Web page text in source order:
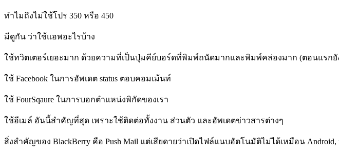
ทำไมถึงไม่ใช้โปร 350 หรือ 450
มีดูกัน ว่าใช้แอพอะไรบ้าง
ใช้ทวิตเตอร์เยอะมาก ด้วยความที่เป็นปุ่มคีย์บอร์ดที่พิมพ์ถนัดมากและพิมพ์คล่องมาก (ตอนแรก
ใช้ Facebook ในการอัพเดต status ตอบคอมเม้นท์
ใช้ FourSqaure ในการบอกตำแหน่งพิกัดของเรา
ใช้อีเมล์ อันนี้สำคัญที่สุด เพราะใช้ติดต่อทั้งงาน ส่วนตัว และอัพเดตข่าวสารต่างๆ
สิ่งสำคัญของ BlackBerry คือ Push Mail แต่เสียดายว่าเปิดไฟล์แนบอัตโนมัติไม่ได้เหมือน Android,